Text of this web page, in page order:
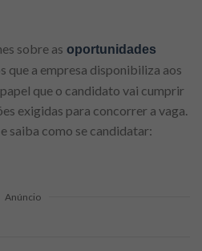
sobre as oportunidades
que a empresa disponibiliza aos
que o candidato vai cumprir
exigidas para concorrer a vaga.
saiba como se candidatar:
Anúncio